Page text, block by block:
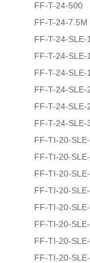
FF-T-24-500
FF-T-24-7.5M
FF-T-24-SLE-
FF-T-24-SLE-
FF-T-24-SLE-
FF-T-24-SLE-
FF-T-24-SLE-
FF-T-24-SLE-
FF-TI-20-
FF-TI-20-
FF-TI-20-
FF-TI-20-
FF-TI-20-
FF-TI-20-
FF-TI-20-
FF-TI-20-